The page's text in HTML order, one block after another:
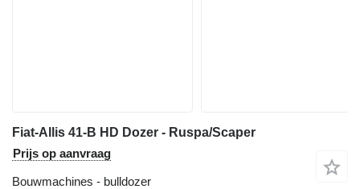
Fiat-Allis 41-B HD Dozer - Ruspa/Scaper
Prijs op aanvraag
Bouwmachines - bulldozer